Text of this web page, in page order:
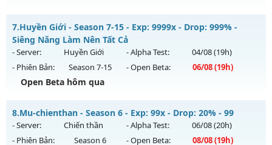
Kiểu reset: Non Reset
Thể loại: Mu Nguyên bản Webzen
Antihack: Xshiel
Magnific Mu - Starter events, activity freebies
Mu mới ra tháng 08 2026 - Mở máy chủ
ngày 15/08/2626
Exp: 40x - Drop: 30%
Kiểu reset: Reset In Game
Antihack: Mega-Anti
7.Huyền Giới - Season 7-15 - Exp: 9999x - Drop: 999% -
Siêng Năng Làm Nên Tất Cả
- Server: Huyền Giới - Alpha Test: 04/08(19h)
- Phiên Bản:
Season 7-15 - Open Beta: 06/08(19h)
Open Beta hôm qua
Huyền Giới - Siêng Năng Làm Nên Tất Cả
Mu mới ra tháng 08 2026 - Mở máy chủ
Huyền Giớivào 19h
ngày 06/08/2626
8.Mu-chienthan - Season 6 - Exp: 99x - Drop: 20% - 99
- Server: Chiến thần - Alpha Test: 06/08(20h)
- Phiên Bản:
Season 6 - Open Beta: 08/08(19h)